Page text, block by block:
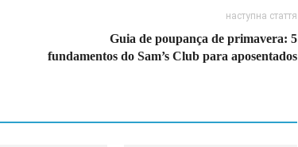
наступна стаття
Guia de poupança de primavera: 5
fundamentos do Sam’s Club para aposentados